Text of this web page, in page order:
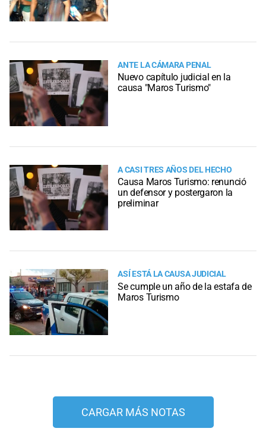
ANTE LA CÁMARA PENAL
Nuevo capítulo judicial en la
causa "Maros Turismo"
A CASI TRES AÑOS DEL HECHO
Causa Maros Turismo: renunció
un defensor y postergaron la
preliminar
ASÍ ESTÁ LA CAUSA JUDICIAL
Se cumple un año de la estafa de
Maros Turismo
CARGAR MÁS NOTAS